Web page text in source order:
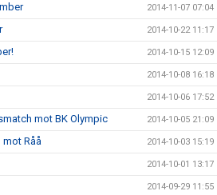
2014-11-07 07:04
2014-10-22 11:17
2014-10-15 12:09
2014-10-08 16:18
2014-10-06 17:52
mot BK Olympic 2014-10-05 21:09
Råå 2014-10-03 15:19
2014-10-01 13:17
2014-09-29 11:55